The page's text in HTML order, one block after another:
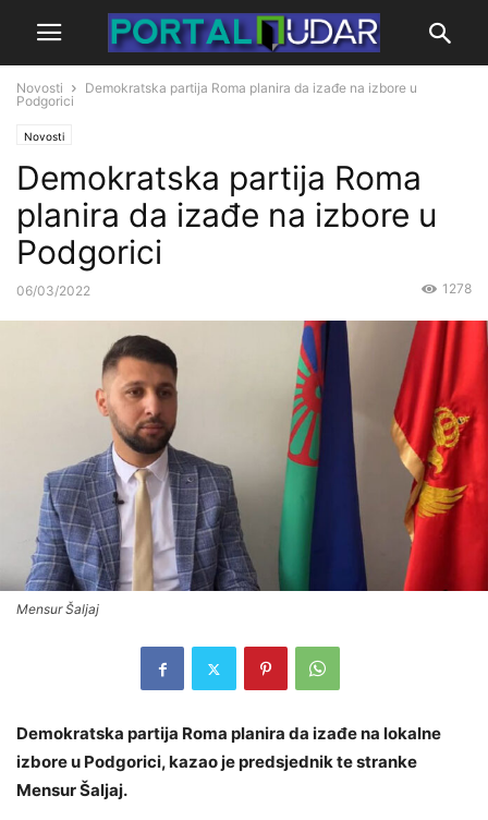
Novosti
Demokratska partija Roma planira da izađe na izbore u
Podgorici
Novosti
Demokratska partija Roma
planira da izađe na izbore u
Podgorici
06/03/2022 1278
Mensur Šaljaj
Demokratska partija Roma planira da izađe na lokalne
izbore u Podgorici, kazao je predsjednik te stranke
Mensur Šaljaj.